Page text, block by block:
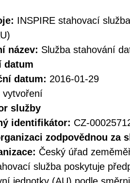
INSPIRE stahovací
název: Služba stahování
datum
datum: 2016-01-29
vytvoření
služby
identifikátor: CZ-
zodpovědnou za
Český úřad
služba poskytuje